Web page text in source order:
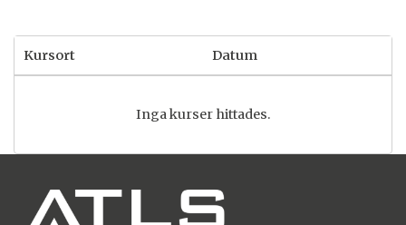
Kursort Datum
Inga kurser hittades.